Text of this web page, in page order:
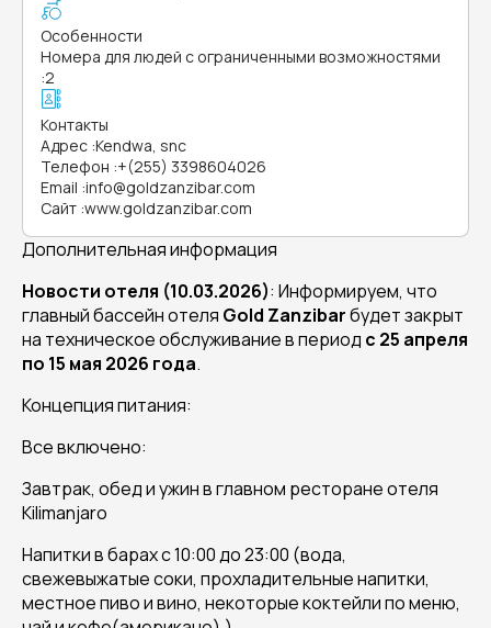
Особенности
Номера для людей с ограниченными возможностями
:2
Контакты
Адрес :Kendwa, snc
Телефон :+(255) 3398604026
Email :info@goldzanzibar.com
Сайт :www.goldzanzibar.com
Дополнительная информация
Новости отеля (10.03.2026): Информируем, что
главный бассейн отеля Gold Zanzibarбудет закрыт
на техническое обслуживание в период с 25 апреля
по 15 мая 2026 года.
Концепция питания:
Все включено:
Завтрак, обед и ужин в главном ресторане отеля
Kilimanjaro
Напитки в барах с 10:00 до 23:00 (вода,
свежевыжатые соки, прохладительные напитки,
местное пиво и вино, некоторые коктейли по меню,